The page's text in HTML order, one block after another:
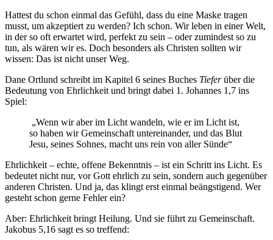
Hattest du schon einmal das Gefühl, dass du eine Maske tragen
musst, um akzeptiert zu werden? Ich schon. Wir leben in einer Welt,
in der so oft erwartet wird, perfekt zu sein – oder zumindest so zu
tun, als wären wir es. Doch besonders als Christen sollten wir
wissen: Das ist nicht unser Weg.
Dane Ortlund schreibt im Kapitel 6 seines Buches Tieferüber die
Bedeutung von Ehrlichkeit und bringt dabei 1. Johannes 1,7 ins
Spiel:
„Wenn wir aber im Licht wandeln, wie er im Licht ist,
so haben wir Gemeinschaft untereinander, und das Blut
Jesu, seines Sohnes, macht uns rein von aller Sünde“
Ehrlichkeit – echte, offene Bekenntnis – ist ein Schritt ins Licht. Es
bedeutet nicht nur, vor Gott ehrlich zu sein, sondern auch gegenüber
anderen Christen. Und ja, das klingt erst einmal beängstigend. Wer
gesteht schon gerne Fehler ein?
Aber: Ehrlichkeit bringt Heilung. Und sie führt zu Gemeinschaft.
Jakobus 5,16 sagt es so treffend: